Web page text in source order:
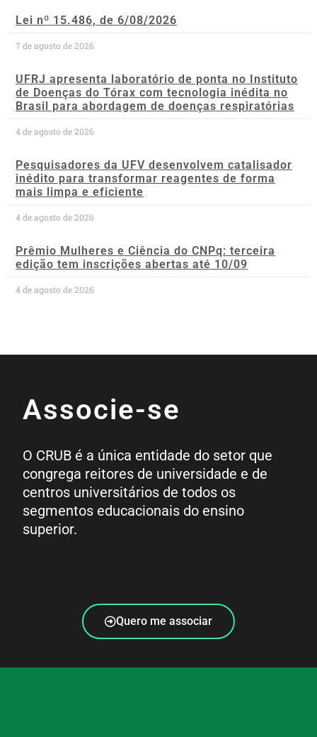
Lei nº 15.486, de 6/08/2026
7 de agosto de 2026
UFRJ apresenta laboratório de ponta no Instituto
de Doenças do Tórax com tecnologia inédita no
Brasil para abordagem de doenças respiratórias
4 de agosto de 2026
Pesquisadores da UFV desenvolvem catalisador
inédito para transformar reagentes de forma
mais limpa e eficiente
4 de agosto de 2026
Prêmio Mulheres e Ciência do CNPq: terceira
edição tem inscrições abertas até 10/09
4 de agosto de 2026
Associe-se
O CRUB é a única entidade do setor que
congrega reitores de universidade e de
centros universitários de todos os
segmentos educacionais do ensino
superior.
Quero me associar